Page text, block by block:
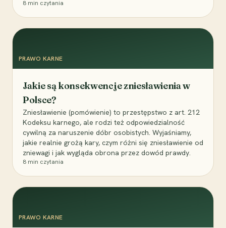
8 min czytania
PRAWO KARNE
Jakie są konsekwencje zniesławienia w
Polsce?
Zniesławienie (pomówienie) to przestępstwo z art. 212
Kodeksu karnego, ale rodzi też odpowiedzialność
cywilną za naruszenie dóbr osobistych. Wyjaśniamy,
jakie realnie grożą kary, czym różni się zniesławienie od
zniewagi i jak wygląda obrona przez dowód prawdy.
8 min czytania
PRAWO KARNE